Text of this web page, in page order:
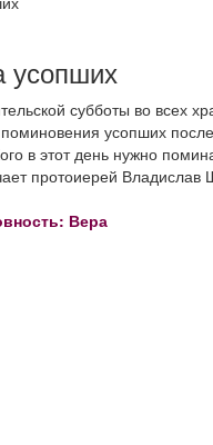
усопших
субботы во всех
усопших
в этот день нужно
протоиерей Владислав
Вера